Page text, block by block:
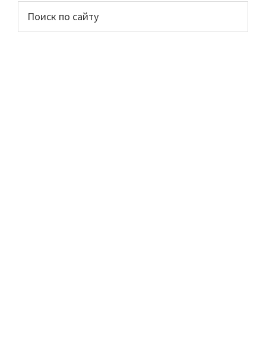
Основной
сайдбар